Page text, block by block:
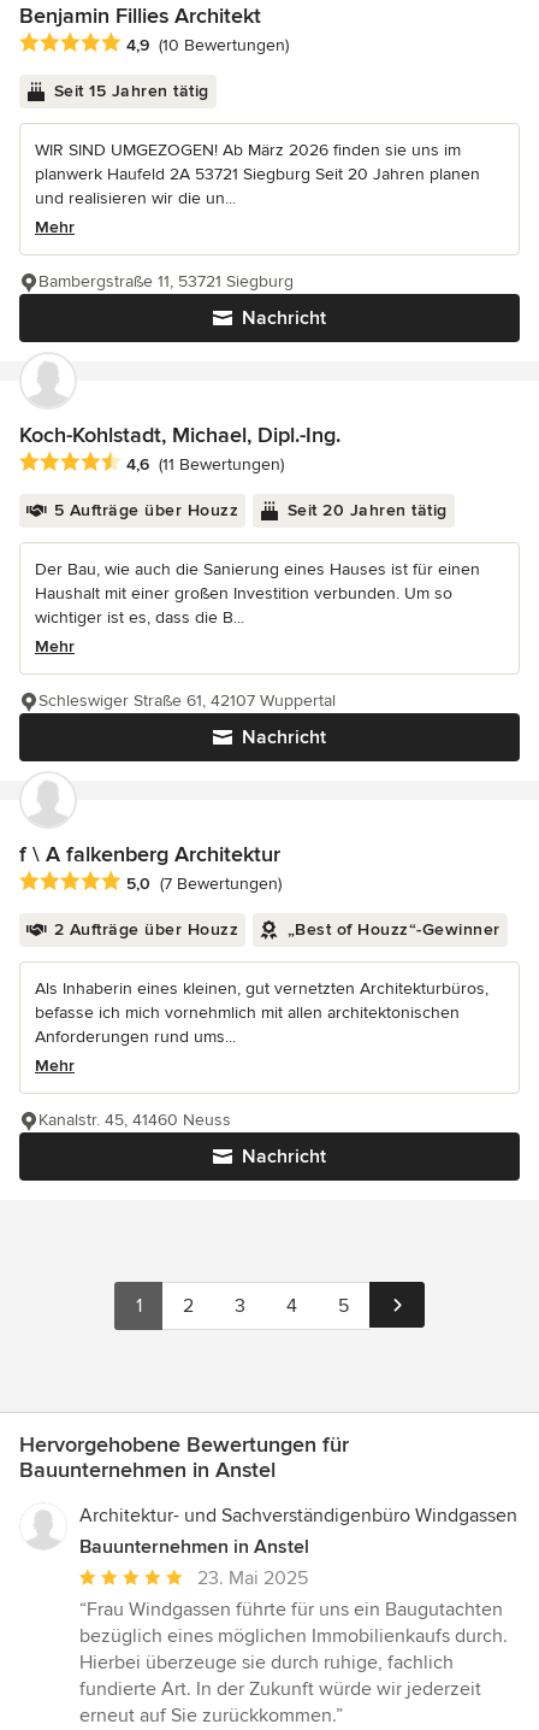
Benjamin Fillies Architekt
Durchschnittliche Bewertung: 4.9 von 5 Sternen
4,9 (10 Bewertungen)
Seit 15 Jahren tätig
WIR SIND UMGEZOGEN! Ab März 2026 finden sie uns im
planwerk Haufeld 2A 53721 Siegburg Seit 20 Jahren planen
und realisieren wir die un...
Mehr
Nachricht
Bambergstraße 11, 53721 Siegburg
Koch-Kohlstadt, Michael, Dipl.-Ing.
Durchschnittliche Bewertung: 4.6 von 5 Sternen
4,6 (11 Bewertungen)
5 Aufträge über Houzz Seit 20 Jahren tätig
Der Bau, wie auch die Sanierung eines Hauses ist für einen
Haushalt mit einer großen Investition verbunden. Um so
wichtiger ist es, dass die B...
Mehr
Nachricht
Schleswiger Straße 61, 42107 Wuppertal
f \ A falkenberg Architektur
Durchschnittliche Bewertung: 5 von 5 Sternen
5,0 (7 Bewertungen)
2 Aufträge über Houzz „Best of Houzz“-Gewinner
Als Inhaberin eines kleinen, gut vernetzten Architekturbüros,
befasse ich mich vornehmlich mit allen architektonischen
Anforderungen rund ums...
Mehr
Nachricht
Kanalstr. 45, 41460 Neuss
1 2 3 4 5
Hervorgehobene Bewertungen für
Bauunternehmen in Anstel
Architektur- und Sachverständigenbüro Windgassen
Bauunternehmen in Anstel
Durchschnittliche
Bewertung:
5
von
5
Sternen
23. Mai 2025
“Frau Windgassen führte für uns ein Baugutachten
bezüglich eines möglichen Immobilienkaufs durch.
Hierbei überzeuge sie durch ruhige, fachlich
fundierte Art. In der Zukunft würde wir jederzeit
erneut auf Sie zurückkommen.”